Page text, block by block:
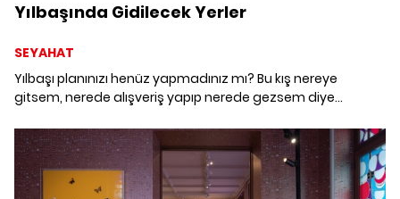
Yılbaşında Gidilecek Yerler
SEYAHAT
Yılbaşı planınızı henüz yapmadınız mı? Bu kış nereye
gitsem, nerede alışveriş yapıp nerede gezsem diye
geleneğini yaşatan şehirlere göz atalım.